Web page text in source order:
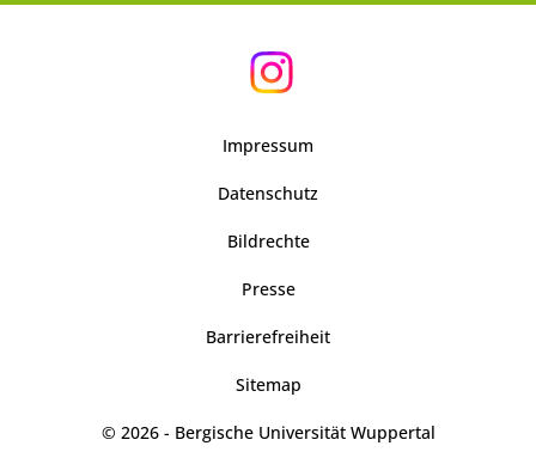
Impressum
Datenschutz
Bildrechte
Presse
Barrierefreiheit
Sitemap
© 2026 - Bergische Universität Wuppertal